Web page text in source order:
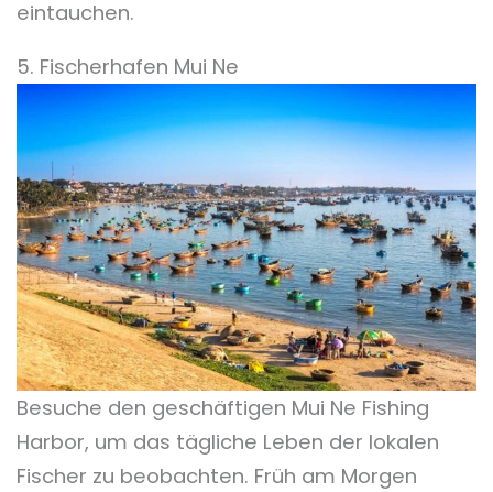
eintauchen.
5. Fischerhafen Mui Ne
Besuche den geschäftigen Mui Ne Fishing
Harbor, um das tägliche Leben der lokalen
Fischer zu beobachten. Früh am Morgen